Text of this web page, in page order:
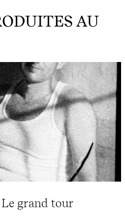
AU
grand tour